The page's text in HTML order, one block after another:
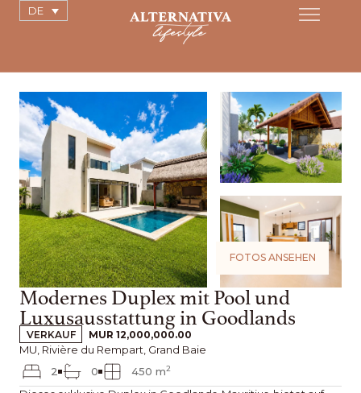
DE
FOTOS ANSEHEN
Modernes Duplex mit Pool und
Luxusausstattung in Goodlands
VERKAUF MUR 12,000,000.00
MU, Rivière du Rempart, Grand Baie
2
0 450 m2